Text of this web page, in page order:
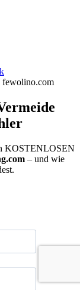
KOSTENLOSEN
– und wie